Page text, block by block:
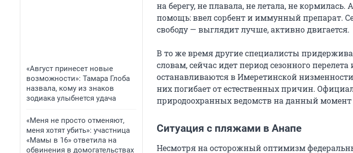
«Август принесет новые
возможности»: Тамара Глоба
назвала, кому из знаков
зодиака улыбнется удача
«Меня не просто отменяют,
меня хотят убить»: участница
«Мамы в 16» ответила на
обвинения в домогательствах
на берегу, не плавала, не летала, не
помощь: ввел сорбент и иммунный препарат.
свободу — выглядит лучше, активно двигается.
В то же время другие специалисты
словам, сейчас идет период сезонного
останавливаются в Имеретинской
них погибает от естественных причин.
природоохранных ведомств на данный момент
Ситуация с пляжами в Анапе
Несмотря на осторожный оптимизм